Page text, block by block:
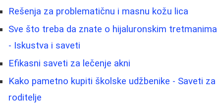
Rešenja za problematičnu i masnu kožu lica
Sve što treba da znate o hijaluronskim tretmanima
- Iskustva i saveti
Efikasni saveti za lečenje akni
Kako pametno kupiti školske udžbenike - Saveti za
roditelje